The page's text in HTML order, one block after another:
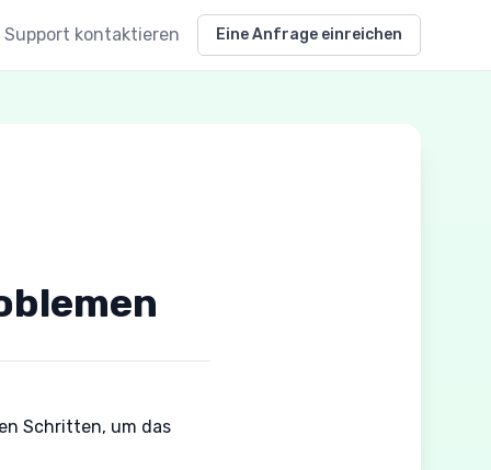
Support kontaktieren Eine Anfrage einreichen
Schritten, um das